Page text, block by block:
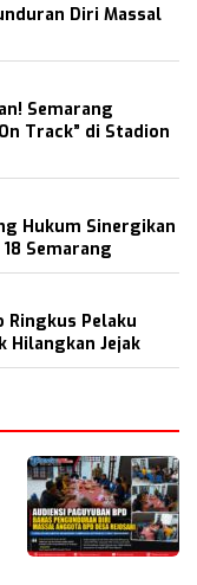
Diri Massal
Semarang
Track” di Stadion
Hukum Sinergikan
Semarang
Ringkus Pelaku
Hilangkan Jejak